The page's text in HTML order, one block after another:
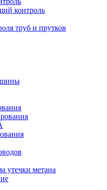
контроль
труб и прутков
утечки метана